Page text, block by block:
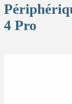
4 Pro